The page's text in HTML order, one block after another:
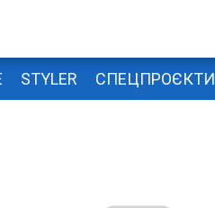
STYLER СПЕЦПРОЄКТИ